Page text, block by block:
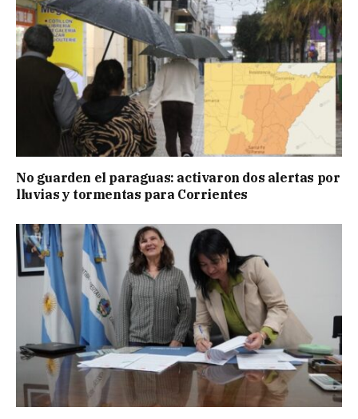
No guarden el paraguas: activaron dos alertas por
lluvias y tormentas para Corrientes